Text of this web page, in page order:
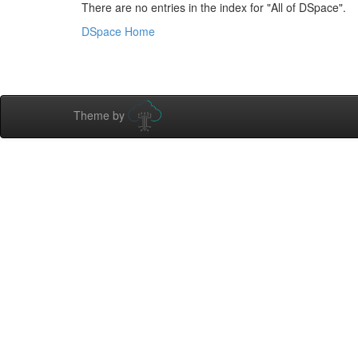
There are no entries in the index for "All of DSpace".
DSpace Home
Theme by